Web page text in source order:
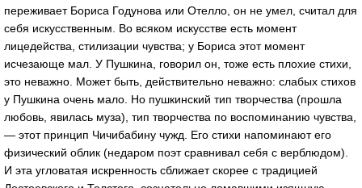
переживает Бориса Годунова или Отелло, он не умел, считал для
себя искусственным. Во всяком искусстве есть момент
лицедейства, стилизации чувства; у Бориса этот момент
исчезающе мал. У Пушкина, говорил он, тоже есть плохие стихи,
это неважно. Может быть, действительно неважно: слабых стихов
у Пушкина очень мало. Но пушкинский тип творчества (прошла
любовь, явилась муза), тип творчества по воспоминанию чувства,
— этот принцип Чичибабину чужд. Его стихи напоминают его
физический облик (недаром поэт сравнивал себя с верблюдом).
И эта угловатая искренность сближает скорее с традицией